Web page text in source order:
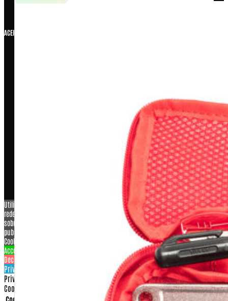
COPYRIGHT © 2026 – WARFARE INDUSTRIA E COMERCIO DE
ARTIGOS MILITARES LTDA ME, CNPJ: 07.929.707/0001-26
Utilizamos cookies para personalizar conteúdo e anúncios, oferecer recursos de
redes sociais e analisar o nosso tráfego. Também compartilhamos informações
sobre a sua utilização do nosso site com os nossos parceiros de redes sociais,
publicidade e análise.
Cookies settings
Accept
Decline
Privacy & Cookie policy
Privacy & Cookies policy
Cookies list
Cookie name